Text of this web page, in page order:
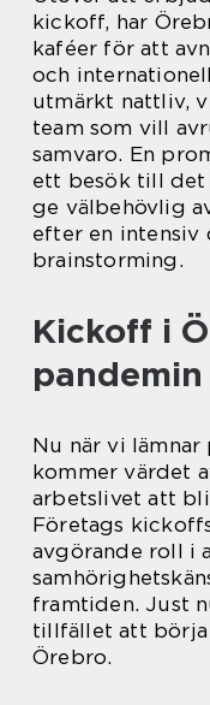
kickoff, har
kaféer för att
och
utmärkt nattliv,
team som vill
samvaro. En
ett besök till det
ge välbehövlig
efter en intensiv
brainstorming.
Kickoff i
pandemin
Nu när vi lämnar
kommer värdet
arbetslivet att
Företags
avgörande roll i
framtiden. Just
tillfället att
Örebro.